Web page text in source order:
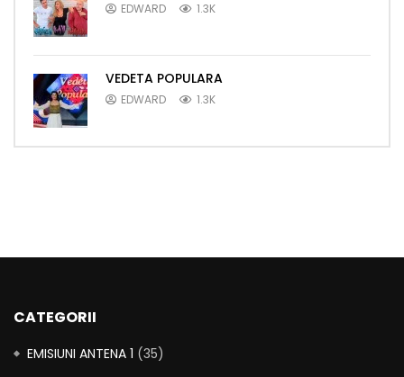
EDWARD 1.3K
VEDETA POPULARA
EDWARD 1.3K
CATEGORII
EMISIUNI ANTENA 1 (35)